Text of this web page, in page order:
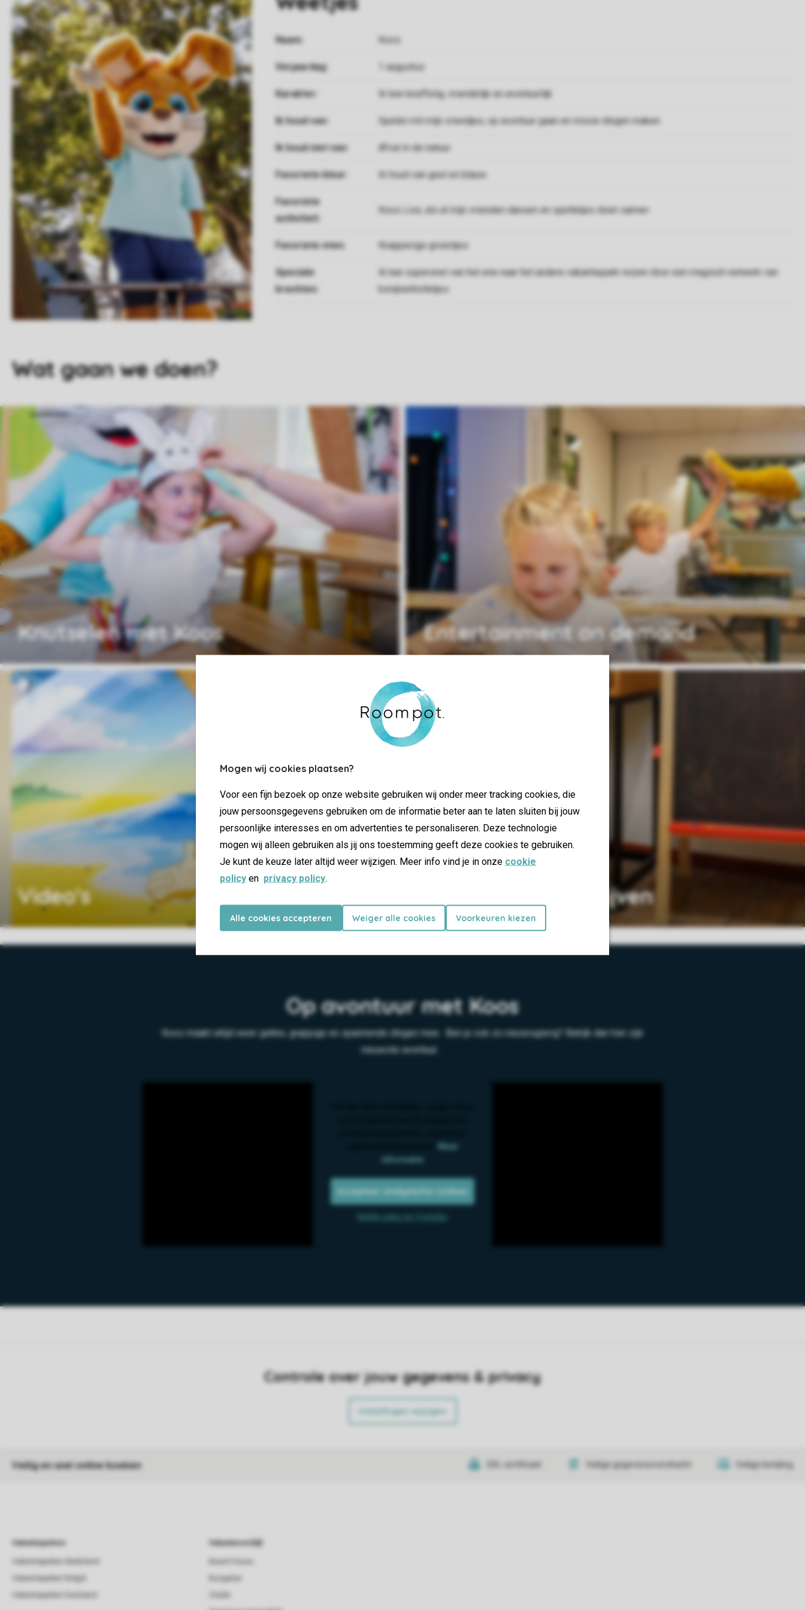
Mogen wij cookies plaatsen?
Voor een fijn bezoek op onze website gebruiken wij onder meer tracking cookies, die
jouw persoonsgegevens gebruiken om de informatie beter aan te laten sluiten bij jouw
persoonlijke interesses en om advertenties te personaliseren. Deze technologie
mogen wij alleen gebruiken als jij ons toestemming geeft deze cookies te gebruiken.
Je kunt de keuze later altijd weer wijzigen. Meer info vind je in onze cookie
policy en privacy policy.
Alle cookies accepteren Weiger alle cookies Voorkeuren kiezen
Naam: Koos
Verjaardag: 1 augustus
Karakter: Ik ben knuffelig, vriendelijk en avontuurlijk
Ik houd van: Spelen mit mijn vriendjes, op avontuur gaan en mooie dingen maken
Ik houd niet van: Afval in de natuur
Favoriete kleur: Ik houd van geel en blauw
Favoriete
acitiviteit:
Koos Live, als al mijn vrienden dansen en spelletjes doen samen
Favoriete eten: Knapperige groentjes
Speciale
krachten:
Ik kan supersnel van het ene naar het andere vakantiepark reizen door een magisch netwerk van
konijnenholletjes
Wat gaan we doen?
Knutselen met Koos Entertainment on demand
Video's Koos thema verblijven
Op avontuur met Koos
Koos maakt altijd weer gekke, grappige en spannende dingen mee. Ben je ook zo nieuwsgierig? Bekijk dan hier zijn
nieuwste avontuur.
Controle over jouw gegevens & privacy
Instellingen wijzigen
Veilig en snel online boeken SSL certificaat Veilige gegevensoverdracht Veilige betaling
Vakantieparken Vakantieverblijf